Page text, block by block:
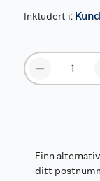
Inkludert i:
Finn
ditt